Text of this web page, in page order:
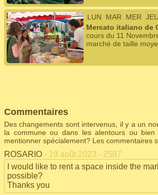
LUN MAR MER JEU
Mercato italiano de
cours du 11
marché de taille
Commentaires
Des changements sont intervenus, il y a un
la commune ou dans les alentours ou
mentionner spécialement? Les commentaires
ROSARIO - 19 août 2023 - 2587
I would like to rent a space inside the
possible?
Thanks you